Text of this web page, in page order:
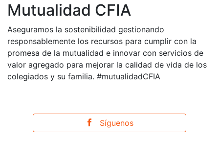
Mutualidad CFIA
Aseguramos la sostenibilidad gestionando
responsablemente los recursos para cumplir con la
promesa de la mutualidad e innovar con servicios de
valor agregado para mejorar la calidad de vida de los
colegiados y su familia. #mutualidadCFIA
Síguenos